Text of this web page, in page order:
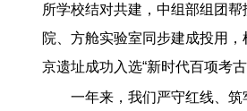
所学校结对共建，中组部组团
院、方舱实验室同步建成投用
京遗址成功入选“新时代百项考
一年来，我们严守红线、